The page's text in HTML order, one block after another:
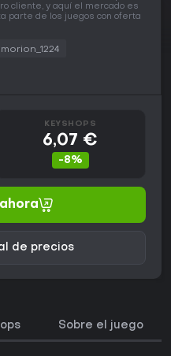
cliente, y aquí el mercado es
parte de los juegos con oferta
KEYSHOPS
6,07 €
-8%
de precios
Sobre el juego